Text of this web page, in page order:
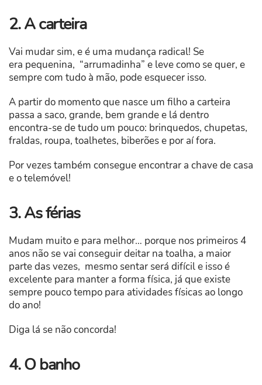
2. A carteira
Vai mudar sim, e é uma mudança radical! Se
era pequenina, “arrumadinha” e leve como se quer, e
sempre com tudo à mão, pode esquecer isso.
A partir do momento que nasce um filho a carteira
passa a saco, grande, bem grande e lá dentro
encontra-se de tudo um pouco: brinquedos, chupetas,
fraldas, roupa, toalhetes, biberões e por aí fora.
Por vezes também consegue encontrar a chave de casa
e o telemóvel!
3. As férias
Mudam muito e para melhor… porque nos primeiros 4
anos não se vai conseguir deitar na toalha, a maior
parte das vezes, mesmo sentar será difícil e isso é
excelente para manter a forma física, já que existe
sempre pouco tempo para atividades físicas ao longo
do ano!
Diga lá se não concorda!
4. O banho